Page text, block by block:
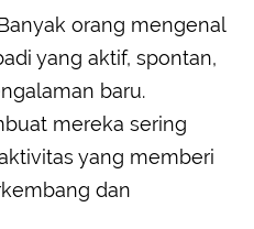
orang mengenal
yang aktif, spontan,
baru.
mereka sering
yang memberi
dan